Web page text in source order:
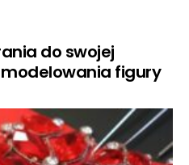
do swojej
figury